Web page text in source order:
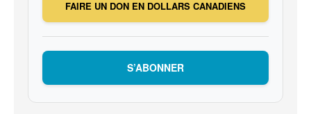
FAIRE UN DON EN DOLLARS CANADIENS
S’ABONNER